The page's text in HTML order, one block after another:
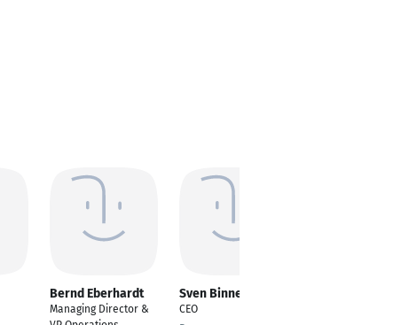
Bernd Eberhardt
Managing Director &
Sven Binnewies
CEO